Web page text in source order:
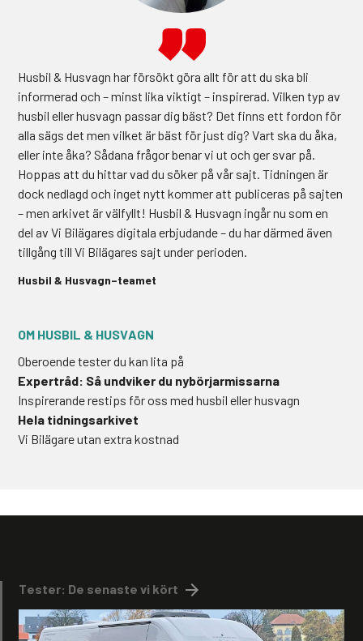
Husbil & Husvagn har försökt göra allt för att du ska bli
informerad och – minst lika viktigt – inspirerad. Vilken typ av
husbil eller husvagn passar dig bäst? Det finns ett fordon för
alla sägs det men vilket är bäst för just dig? Vart ska du åka,
eller inte åka? Sådana frågor benar vi ut och ger svar på.
Hoppas att du hittar vad du söker på vår sajt. Tidningen är
dock nedlagd och inget nytt kommer att publiceras på sajten
– men arkivet är välfyllt! Husbil & Husvagn ingår nu som en
del av Vi Bilägares digitala erbjudande – du har därmed även
tillgång till Vi Bilägares sajt under perioden.
Husbil & Husvagn–teamet
Oberoende tester du kan lita på
Expertråd: Så undviker du nybörjarmissarna
Inspirerande restips för oss med husbil eller husvagn
Hela tidningsarkivet
Vi Bilägare utan extra kostnad
Tester: De senaste vi kört